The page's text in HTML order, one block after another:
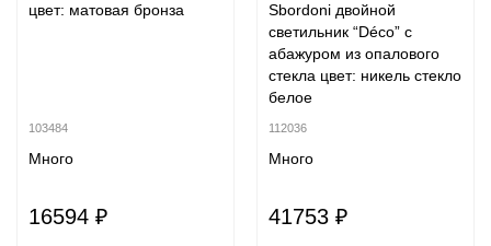
цвет: матовая бронза
103484
Много
16594 ₽
Sbordoni двойной
светильник “Déco” с
абажуром из опалового
стекла цвет: никель стекло
белое
112036
Много
41753 ₽